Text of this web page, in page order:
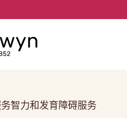
智力和发育障碍服务